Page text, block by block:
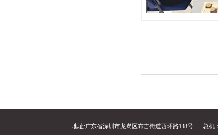
地址:广东省深圳市龙岗区布吉街道西环路138号 总机